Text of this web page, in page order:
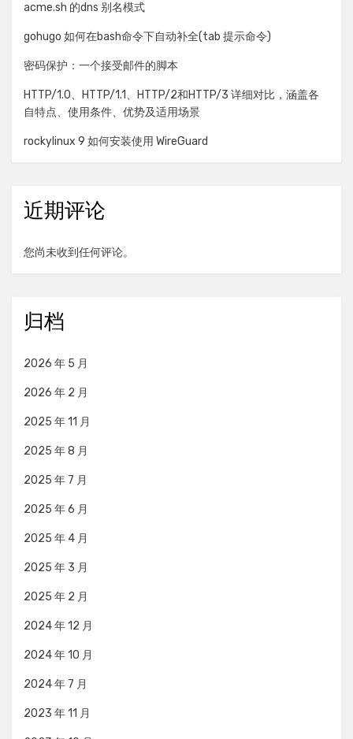
acme.sh 的dns 别名模式
gohugo 如何在bash命令下自动补全(tab 提示命令)
密码保护：一个接受邮件的脚本
HTTP/1.0、HTTP/1.1、HTTP/2和HTTP/3 详细对比，涵盖各
自特点、使用条件、优势及适用场景
rockylinux 9 如何安装使用 WireGuard
近期评论
您尚未收到任何评论。
归档
2026 年 5 月
2026 年 2 月
2025 年 11 月
2025 年 8 月
2025 年 7 月
2025 年 6 月
2025 年 4 月
2025 年 3 月
2025 年 2 月
2024 年 12 月
2024 年 10 月
2024 年 7 月
2023 年 11 月